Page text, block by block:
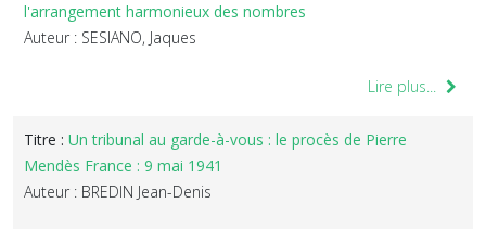
l'arrangement harmonieux des nombres
Auteur : SESIANO, Jaques
Lire plus...
Titre : Un tribunal au garde-à-vous : le procès de Pierre
Mendès France : 9 mai 1941
Auteur : BREDIN Jean-Denis